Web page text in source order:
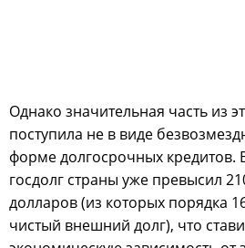
Однако значительная часть из
поступила не в виде
форме долгосрочных кредитов.
госдолг страны уже превысил
долларов (из которых порядка
чистый внешний долг), что